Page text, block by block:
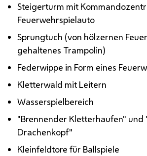
Steigerturm mit
Feuerwehrspielauto
Sprungtuch (von hölzernen
gehaltenes Trampolin)
Federwippe in Form eines
Kletterwald mit Leitern
Wasserspielbereich
"Brennender Kletterhaufen" und
Drachenkopf"
Kleinfeldtore für Ballspiele